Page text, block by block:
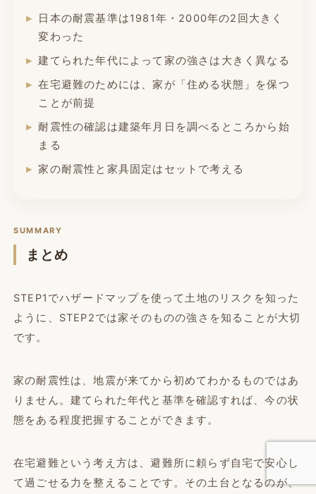
日本の耐震基準は1981年・2000年の2回大きく
変わった
建てられた年代によって家の強さは大きく異なる
在宅避難のためには、家が「住める状態」を保つ
ことが前提
耐震性の確認は建築年月日を調べるところから始
まる
家の耐震性と家具固定はセットで考える
SUMMARY
まとめ
STEP1でハザードマップを使って土地のリスクを知った
ように、STEP2では家そのものの強さを知ることが大切
です。
家の耐震性は、地震が来てから初めてわかるものではあ
りません。建てられた年代と基準を確認すれば、今の状
態をある程度把握することができます。
在宅避難という考え方は、避難所に頼らず自宅で安心し
て過ごせる力を整えることです。その土台となるのが、